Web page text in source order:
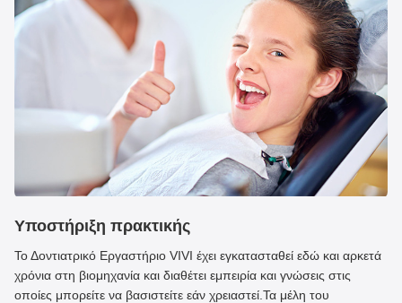
Υποστήριξη πρακτικής
Το Δοντιατρικό Εργαστήριο VIVI έχει εγκατασταθεί εδώ και αρκετά
χρόνια στη βιομηχανία και διαθέτει εμπειρία και γνώσεις στις
οποίες μπορείτε να βασιστείτε εάν χρειαστεί.Τα μέλη του